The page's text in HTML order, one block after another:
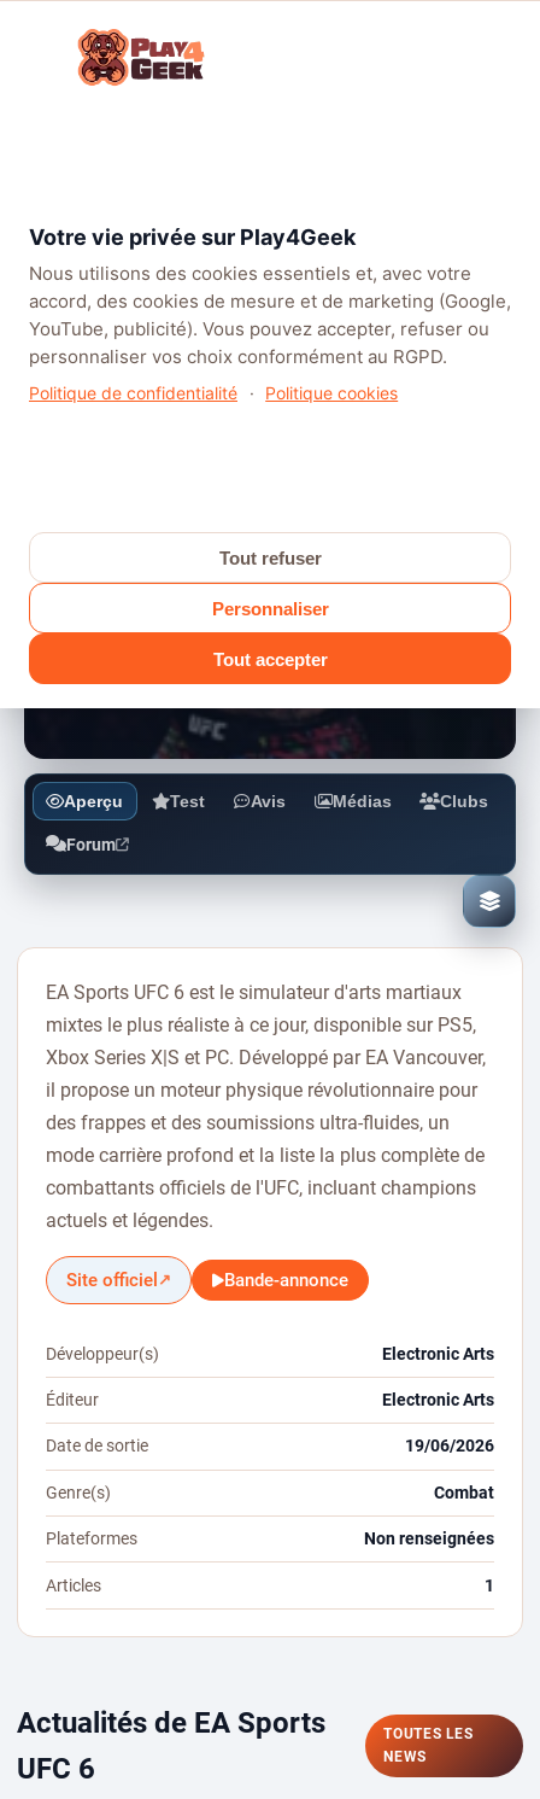
FICHE JEU
EA Sports UFC 6
Aperçu Test Avis Médias Clubs
Forum
à
ma
EA Sports UFC 6 est le simulateur d'arts martiaux
mixtes le plus réaliste à ce jour, disponible sur PS5,
Xbox Series X|S et PC. Développé par EA Vancouver,
il propose un moteur physique révolutionnaire pour
des frappes et des soumissions ultra-fluides, un
mode carrière profond et la liste la plus complète de
combattants officiels de l'UFC, incluant champions
actuels et légendes.
Site officiel ↗ Bande-annonce
Développeur(s) Electronic Arts
Éditeur Electronic Arts
Date de sortie 19/06/2026
Genre(s) Combat
Plateformes Non renseignées
Articles 1
Actualités de EA Sports
UFC 6
TOUTES LES
NEWS
Votre vie privée sur Play4Geek
Nous utilisons des cookies essentiels et, avec votre
accord, des cookies de mesure et de marketing (Google,
YouTube, publicité). Vous pouvez accepter, refuser ou
personnaliser vos choix conformément au RGPD.
Politique de confidentialité · Politique cookies
Tout refuser
Personnaliser
Tout accepter